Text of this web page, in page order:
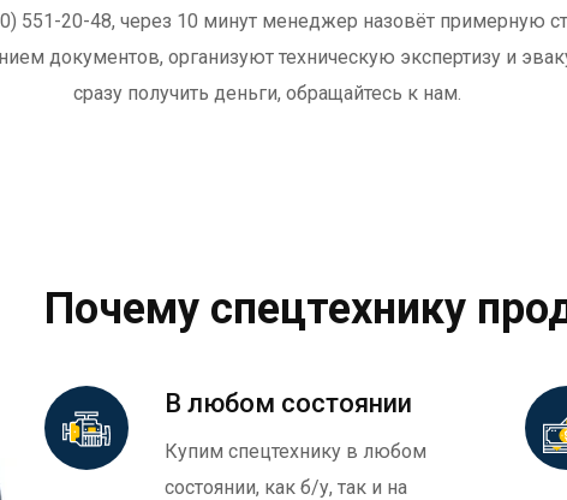
551-20-48, через 10 минут менеджер назовёт примерную
документов, организуют техническую экспертизу и
сразу получить деньги, обращайтесь к нам.
Почему спецтехнику
В любом состоянии
Купим спецтехнику в любом
состоянии, как б/у, так и на